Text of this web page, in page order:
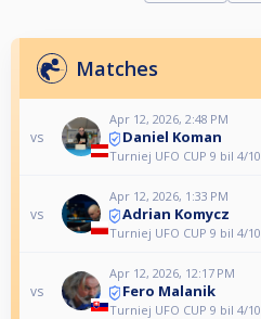
Matches
vs
Apr 12, 2026, 2:48 PM
Daniel Koman
Turniej UFO CUP 9 bil 4/10
vs
Apr 12, 2026, 1:33 PM
Adrian Komycz
Turniej UFO CUP 9 bil 4/10
vs
Apr 12, 2026, 12:17 PM
Fero Malanik
Turniej UFO CUP 9 bil 4/10